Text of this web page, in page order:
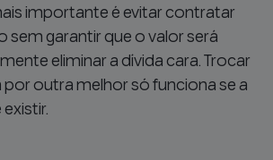
importante é evitar contratar
sem garantir que o valor será
eliminar a dívida cara. Trocar
por outra melhor só funciona se a